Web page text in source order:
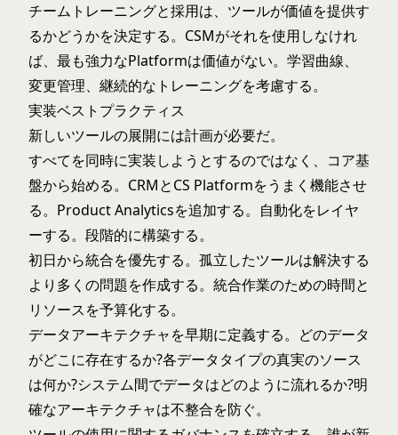
チームトレーニングと採用は、ツールが価値を提供す
るかどうかを決定する。CSMがそれを使用しなけれ
ば、最も強力なPlatformは価値がない。学習曲線、
変更管理、継続的なトレーニングを考慮する。
実装ベストプラクティス
新しいツールの展開には計画が必要だ。
すべてを同時に実装しようとするのではなく、コア基
盤から始める。CRMとCS Platformをうまく機能させ
る。Product Analyticsを追加する。自動化をレイヤ
ーする。段階的に構築する。
初日から統合を優先する。孤立したツールは解決する
より多くの問題を作成する。統合作業のための時間と
リソースを予算化する。
データアーキテクチャを早期に定義する。どのデータ
がどこに存在するか?各データタイプの真実のソース
は何か?システム間でデータはどのように流れるか?明
確なアーキテクチャは不整合を防ぐ。